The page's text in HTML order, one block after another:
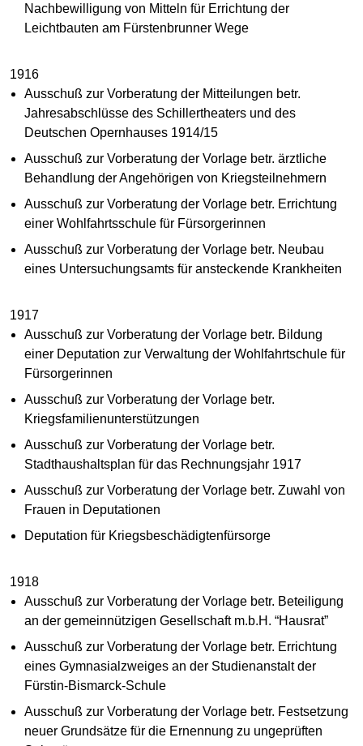
Nachbewilligung von Mitteln für Errichtung der
Leichtbauten am Fürstenbrunner Wege
1916
Ausschuß zur Vorberatung der Mitteilungen betr.
Jahresabschlüsse des Schillertheaters und des
Deutschen Opernhauses 1914/15
Ausschuß zur Vorberatung der Vorlage betr. ärztliche
Behandlung der Angehörigen von Kriegsteilnehmern
Ausschuß zur Vorberatung der Vorlage betr. Errichtung
einer Wohlfahrtsschule für Fürsorgerinnen
Ausschuß zur Vorberatung der Vorlage betr. Neubau
eines Untersuchungsamts für ansteckende Krankheiten
1917
Ausschuß zur Vorberatung der Vorlage betr. Bildung
einer Deputation zur Verwaltung der Wohlfahrtschule für
Fürsorgerinnen
Ausschuß zur Vorberatung der Vorlage betr.
Kriegsfamilienunterstützungen
Ausschuß zur Vorberatung der Vorlage betr.
Stadthaushaltsplan für das Rechnungsjahr 1917
Ausschuß zur Vorberatung der Vorlage betr. Zuwahl von
Frauen in Deputationen
Deputation für Kriegsbeschädigtenfürsorge
1918
Ausschuß zur Vorberatung der Vorlage betr. Beteiligung
an der gemeinnützigen Gesellschaft m.b.H. “Hausrat”
Ausschuß zur Vorberatung der Vorlage betr. Errichtung
eines Gymnasialzweiges an der Studienanstalt der
Fürstin-Bismarck-Schule
Ausschuß zur Vorberatung der Vorlage betr. Festsetzung
neuer Grundsätze für die Ernennung zu ungeprüften